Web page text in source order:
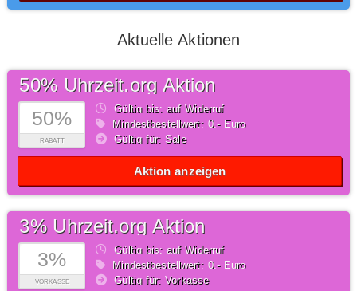
Aktuelle Aktionen
50%
RABATT
50% Uhrzeit.org Aktion
Gültig bis: auf Widerruf
Mindestbestellwert: 0,- Euro
Gültig für: Sale
Aktion anzeigen
3%
VORKASSE
3% Uhrzeit.org Aktion
Gültig bis: auf Widerruf
Mindestbestellwert: 0,- Euro
Gültig für: Vorkasse